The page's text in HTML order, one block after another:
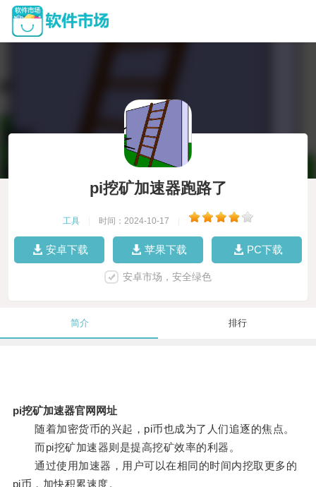
pi挖矿加速器跑路了
工具 时间：2024-10-17
安卓下载 苹果下载 PC下载
安卓市场，安全绿色
简介 排行
pi挖矿加速器官网网址
随着加密货币的兴起，pi币也成为了人们追逐的焦点。
而pi挖矿加速器则是提高挖矿效率的利器。
通过使用加速器，用户可以在相同的时间内挖取更多的
pi币，加快积累速度。